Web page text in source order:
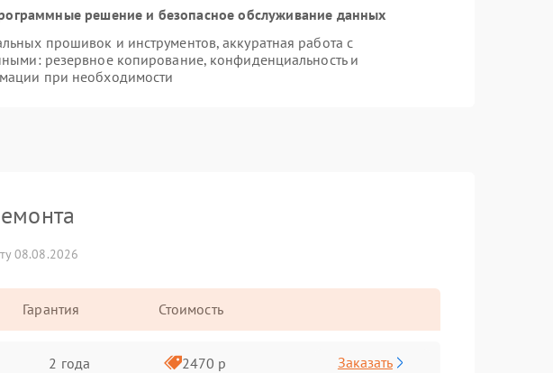
решение и безопасное обслуживание данных
прошивок и инструментов, аккуратная работа с
резервное копирование, конфиденциальность и
при необходимости
08.08.2026
Гарантия Стоимость
2 года 2470 р Заказать